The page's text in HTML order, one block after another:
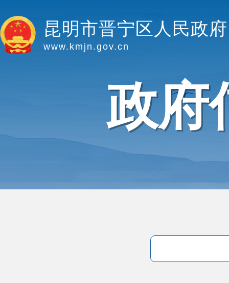
昆明市晋宁区人民政府
www.kmjn.gov.cn
政府